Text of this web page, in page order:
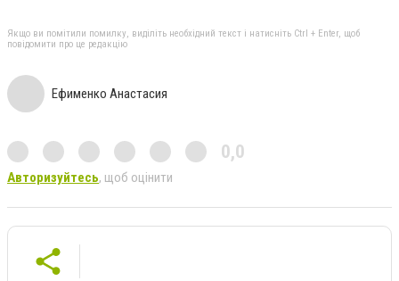
Якщо ви помітили помилку, виділіть необхідний текст і натисніть Ctrl + Enter, щоб
повідомити про це редакцію
Ефименко Анастасия
0,0
Авторизуйтесь, щоб оцінити